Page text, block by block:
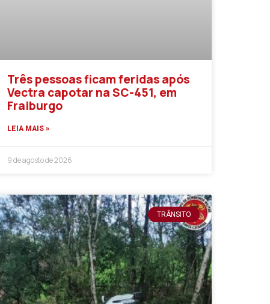
Três pessoas ficam feridas após
Vectra capotar na SC-451, em
Fraiburgo
LEIA MAIS »
9 de agosto de 2026
TRÂNSITO